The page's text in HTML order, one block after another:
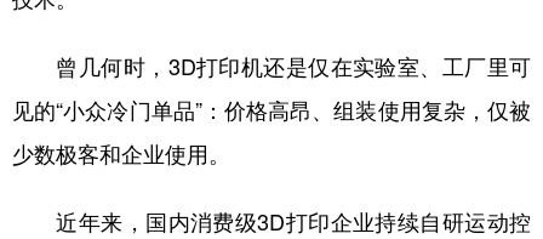
曾几何时，3D打印机还是仅在实验室、工厂里可
见的“小众冷门单品”：价格高昂、组装使用复杂，仅被
少数极客和企业使用。
近年来，国内消费级3D打印企业持续自研运动控